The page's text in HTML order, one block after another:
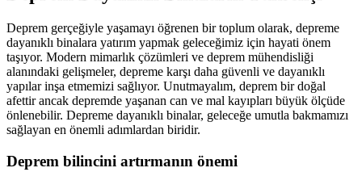
Deprem gerçeğiyle yaşamayı öğrenen bir toplum olarak, depreme
dayanıklı binalara yatırım yapmak geleceğimiz için hayati önem
taşıyor. Modern mimarlık çözümleri ve deprem mühendisliği
alanındaki gelişmeler, depreme karşı daha güvenli ve dayanıklı
yapılar inşa etmemizi sağlıyor. Unutmayalım, deprem bir doğal
afettir ancak depremde yaşanan can ve mal kayıpları büyük ölçüde
önlenebilir. Depreme dayanıklı binalar, geleceğe umutla bakmamızı
sağlayan en önemli adımlardan biridir.
Deprem bilincini artırmanın önemi